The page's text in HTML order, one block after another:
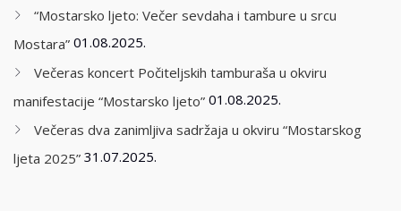
“Mostarsko ljeto: Večer sevdaha i tambure u srcu
Mostara” 01.08.2025.
Večeras koncert Počiteljskih tamburaša u okviru
manifestacije “Mostarsko ljeto” 01.08.2025.
Večeras dva zanimljiva sadržaja u okviru “Mostarskog
ljeta 2025” 31.07.2025.